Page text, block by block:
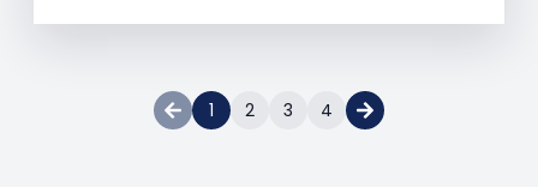
1 2 3 4